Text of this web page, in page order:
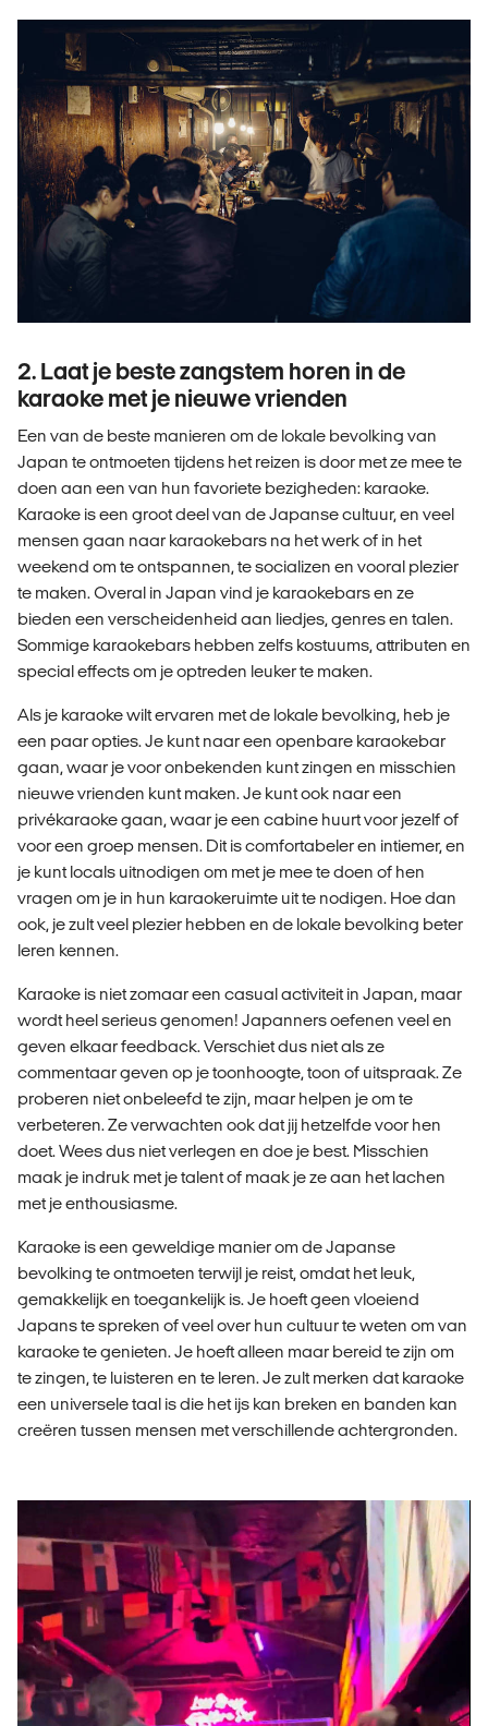
2. Laat je beste zangstem horen in de
karaoke met je nieuwe vrienden
Een van de beste manieren om de lokale bevolking van
Japan te ontmoeten tijdens het reizen is door met ze mee te
doen aan een van hun favoriete bezigheden: karaoke.
Karaoke is een groot deel van de Japanse cultuur, en veel
mensen gaan naar karaokebars na het werk of in het
weekend om te ontspannen, te socializen en vooral plezier
te maken. Overal in Japan vind je karaokebars en ze
bieden een verscheidenheid aan liedjes, genres en talen.
Sommige karaokebars hebben zelfs kostuums, attributen en
special effects om je optreden leuker te maken.
Als je karaoke wilt ervaren met de lokale bevolking, heb je
een paar opties. Je kunt naar een openbare karaokebar
gaan, waar je voor onbekenden kunt zingen en misschien
nieuwe vrienden kunt maken. Je kunt ook naar een
privékaraoke gaan, waar je een cabine huurt voor jezelf of
voor een groep mensen. Dit is comfortabeler en intiemer, en
je kunt locals uitnodigen om met je mee te doen of hen
vragen om je in hun karaokeruimte uit te nodigen. Hoe dan
ook, je zult veel plezier hebben en de lokale bevolking beter
leren kennen.
Karaoke is niet zomaar een casual activiteit in Japan, maar
wordt heel serieus genomen! Japanners oefenen veel en
geven elkaar feedback. Verschiet dus niet als ze
commentaar geven op je toonhoogte, toon of uitspraak. Ze
proberen niet onbeleefd te zijn, maar helpen je om te
verbeteren. Ze verwachten ook dat jij hetzelfde voor hen
doet. Wees dus niet verlegen en doe je best. Misschien
maak je indruk met je talent of maak je ze aan het lachen
met je enthousiasme.
Karaoke is een geweldige manier om de Japanse
bevolking te ontmoeten terwijl je reist, omdat het leuk,
gemakkelijk en toegankelijk is. Je hoeft geen vloeiend
Japans te spreken of veel over hun cultuur te weten om van
karaoke te genieten. Je hoeft alleen maar bereid te zijn om
te zingen, te luisteren en te leren. Je zult merken dat karaoke
een universele taal is die het ijs kan breken en banden kan
creëren tussen mensen met verschillende achtergronden.